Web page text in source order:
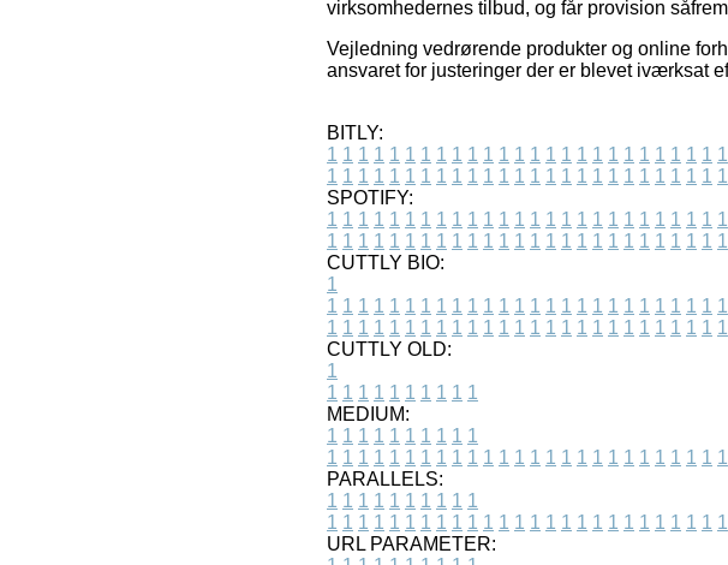
virksomhedernes tilbud, og får provision
Vejledning vedrørende produkter og online
ansvaret for justeringer der er blevet iværksat
BITLY:
1 1 1 1 1 1 1 1 1 1 1 1 1 1 1 1 1 1 1 1 1 1 1 1 1 1
1 1 1 1 1 1 1 1 1 1 1 1 1 1 1 1 1 1 1 1 1 1 1 1 1 1
SPOTIFY:
1 1 1 1 1 1 1 1 1 1 1 1 1 1 1 1 1 1 1 1 1 1 1 1 1 1
1 1 1 1 1 1 1 1 1 1 1 1 1 1 1 1 1 1 1 1 1 1 1 1 1 1
CUTTLY BIO:
1
1 1 1 1 1 1 1 1 1 1 1 1 1 1 1 1 1 1 1 1 1 1 1 1 1 1
1 1 1 1 1 1 1 1 1 1 1 1 1 1 1 1 1 1 1 1 1 1 1 1 1 1
CUTTLY OLD:
1
1 1 1 1 1 1 1 1 1 1
MEDIUM:
1 1 1 1 1 1 1 1 1 1
1 1 1 1 1 1 1 1 1 1 1 1 1 1 1 1 1 1 1 1 1 1 1 1 1 1
PARALLELS:
1 1 1 1 1 1 1 1 1 1
1 1 1 1 1 1 1 1 1 1 1 1 1 1 1 1 1 1 1 1 1 1 1 1 1 1
URL PARAMETER: